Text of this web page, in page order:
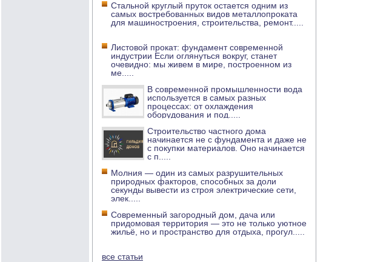
Стальной круглый пруток остается одним из
самых востребованных видов металлопроката
для машиностроения, строительства, ремонт.....
Листовой прокат: фундамент современной
индустрии Если оглянуться вокруг, станет
очевидно: мы живем в мире, построенном из
ме
В современной промышленности вода
используется в самых разных
процессах: от охлаждения
оборудования и под
Строительство частного дома
начинается не с фундамента и даже не
с покупки материалов. Оно начинается
с п
Молния — один из самых разрушительных
природных факторов, способных за доли
секунды вывести из строя электрические сети,
элек
Современный загородный дом, дача или
придомовая территория — это не только уютное
жильё, но и пространство для отдыха, прогул
все статьи